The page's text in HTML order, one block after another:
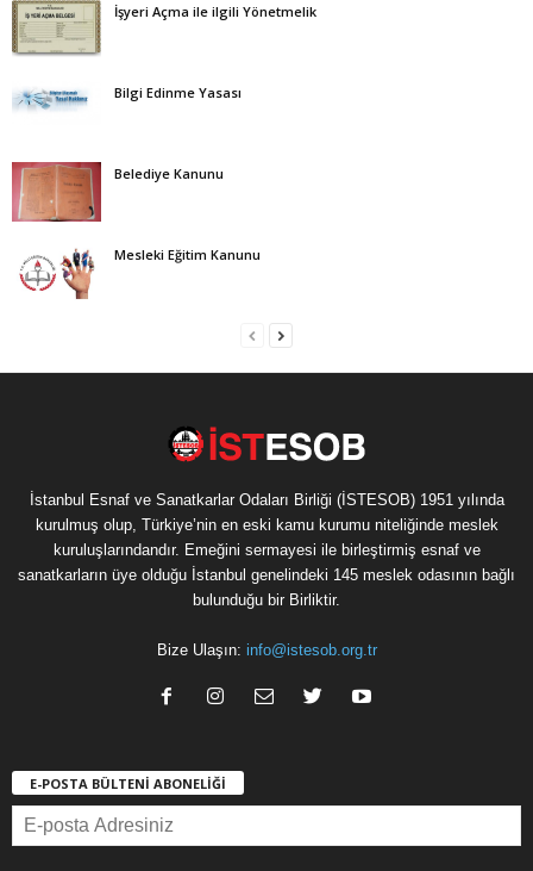
İşyeri Açma ile ilgili Yönetmelik
Bilgi Edinme Yasası
Belediye Kanunu
Mesleki Eğitim Kanunu
İstanbul Esnaf ve Sanatkarlar Odaları Birliği (İSTESOB) 1951 yılında
kurulmuş olup, Türkiye’nin en eski kamu kurumu niteliğinde meslek
kuruluşlarındandır. Emeğini sermayesi ile birleştirmiş esnaf ve
sanatkarların üye olduğu İstanbul genelindeki 145 meslek odasının bağlı
bulunduğu bir Birliktir.
Bize Ulaşın: info@istesob.org.tr
E-POSTA BÜLTENİ ABONELİĞİ